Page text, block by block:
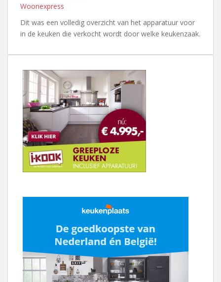
Woonexpress
Dit was een volledig overzicht van het apparatuur voor
in de keuken die verkocht wordt door welke keukenzaak.